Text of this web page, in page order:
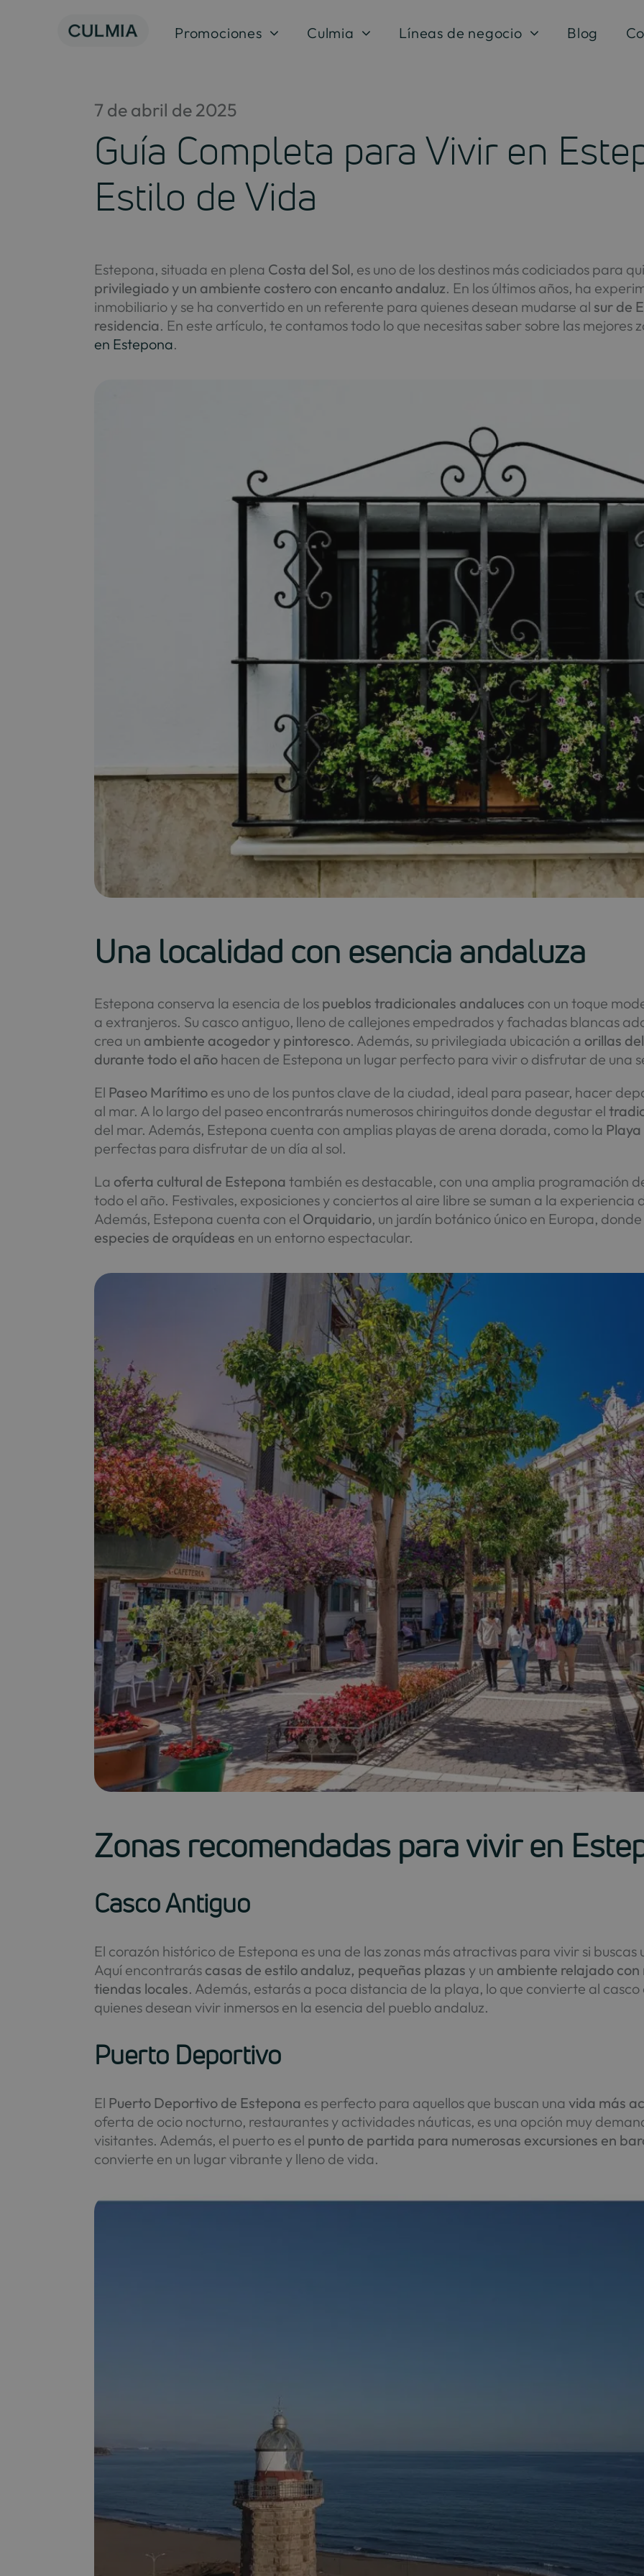
Promociones Culmia Líneas de negocio Blog
7 de abril de 2025
Guía Completa para Vivir en
Estilo de Vida
Estepona, situada en plena Costa del Sol, es uno de los destinos más codiciados para
privilegiado y un ambiente costero con encanto andaluz. En los últimos años, ha
inmobiliario y se ha convertido en un referente para quienes desean mudarse al sur de
residencia. En este artículo, te contamos todo lo que necesitas saber sobre las mejores
en Estepona.
Una localidad con esencia andaluza
Estepona conserva la esencia de los pueblos tradicionales andaluces con un toque
a extranjeros. Su casco antiguo, lleno de callejones empedrados y fachadas blancas
crea un ambiente acogedor y pintoresco. Además, su privilegiada ubicación a orillas
durante todo el año hacen de Estepona un lugar perfecto para vivir o disfrutar de una
El Paseo Marítimo es uno de los puntos clave de la ciudad, ideal para pasear, hacer
al mar. A lo largo del paseo encontrarás numerosos chiringuitos donde degustar el
del mar. Además, Estepona cuenta con amplias playas de arena dorada, como la
perfectas para disfrutar de un día al sol.
La oferta cultural de Estepona también es destacable, con una amplia programación
todo el año. Festivales, exposiciones y conciertos al aire libre se suman a la
Además, Estepona cuenta con el Orquidario, un jardín botánico único en Europa,
especies de orquídeas en un entorno espectacular.
Zonas recomendadas para vivir en
Casco Antiguo
El corazón histórico de Estepona es una de las zonas más atractivas para vivir si
Aquí encontrarás casas de estilo andaluz, pequeñas plazas y un ambiente relajado con
tiendas locales. Además, estarás a poca distancia de la playa, lo que convierte al
quienes desean vivir inmersos en la esencia del pueblo andaluz.
Puerto Deportivo
El Puerto Deportivo de Estepona es perfecto para aquellos que buscan unavida más
oferta de ocio nocturno, restaurantes y actividades náuticas, es una opción muy
visitantes. Además, el puerto es el punto de partida para numerosas excursiones en
convierte en un lugar vibrante y lleno de vida.